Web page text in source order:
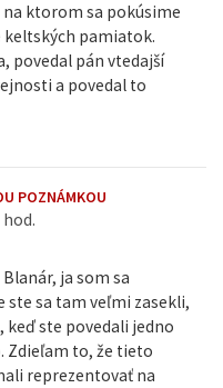
ktorom sa pokúsime
keltských pamiatok.
povedal pán vtedajší
a povedal to
POZNÁMKOU
hod.
ja som sa
sa tam veľmi zasekli,
keď ste povedali jedno
Zdieľam to, že tieto
reprezentovať na